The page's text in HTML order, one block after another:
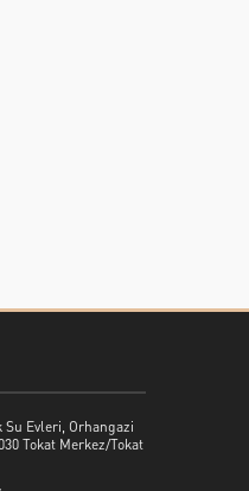
Su Evleri, Orhangazi
Tokat Merkez/Tokat